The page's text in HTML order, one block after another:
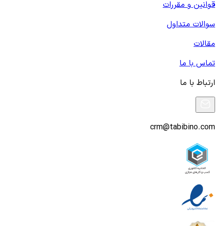
قوانین و مقررات
سوالات متداول
مقالات
تماس با ما
ارتباط با ما
crm@tabibino.com